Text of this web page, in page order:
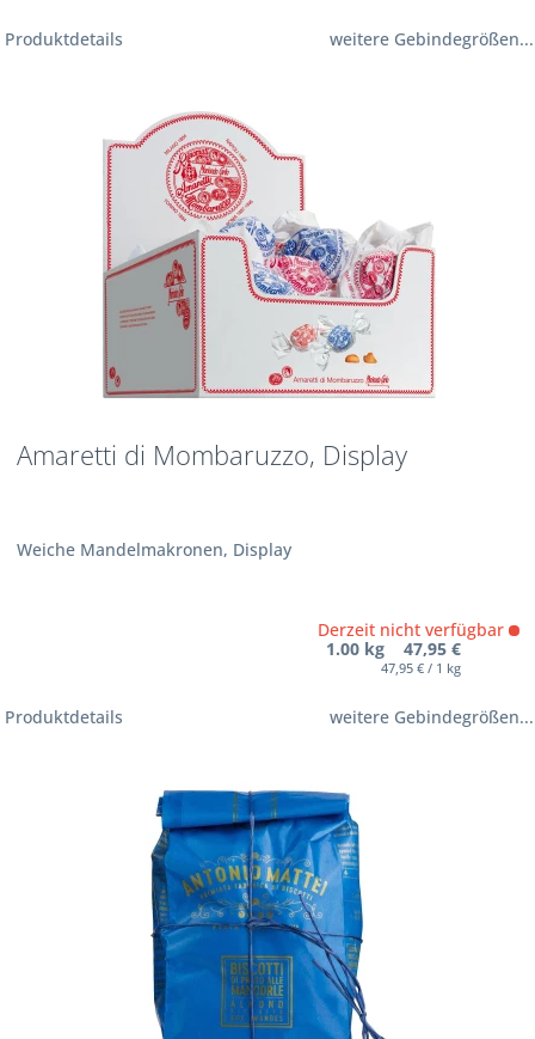
Produktdetails weitere Gebindegrößen...
Amaretti di Mombaruzzo, Display
Weiche Mandelmakronen, Display
Derzeit nicht verfügbar
1.00 kg 47,95 €
47,95 € / 1 kg
Produktdetails weitere Gebindegrößen...